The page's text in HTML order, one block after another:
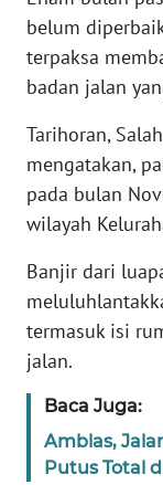
belum
terpaksa
badan jalan
Tarihoran,
mengatakan,
pada bulan
wilayah
Banjir dari
termasuk isi
jalan.
Baca Juga:
Amblas,
Putus Total
KEPRI
WN
PAPUA
WN
PAPUA
BARAT
WN
RIAU
WN
SERAMBI
JAMBI